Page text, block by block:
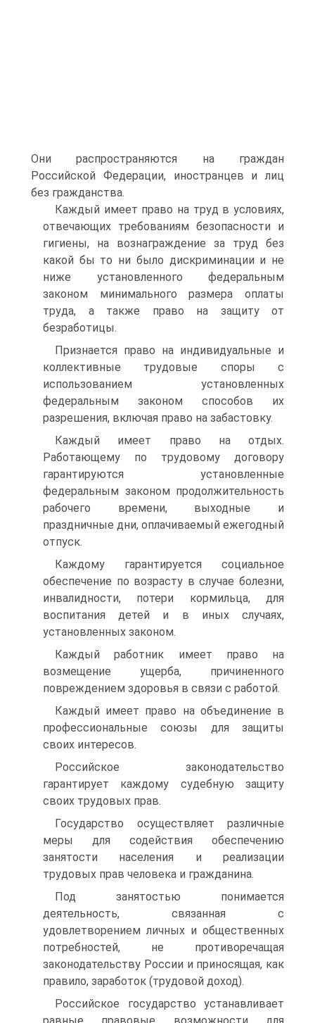
Они распространяются на граждан
Российской Федерации, иностранцев и лиц
без гражданства.
Каждый имеет право на труд в условиях,
отвечающих требованиям безопасности и
гигиены, на вознаграждение за труд без
какой бы то ни было дискриминации и не
ниже установленного федеральным
законом минимального размера оплаты
труда, а также право на защиту от
безработицы.
Признается право на индивидуальные и
коллективные трудовые споры с
использованием установленных
федеральным законом способов их
разрешения, включая право на забастовку.
Каждый имеет право на отдых.
Работающему по трудовому договору
гарантируются установленные
федеральным законом продолжительность
рабочего времени, выходные и
праздничные дни, оплачиваемый ежегодный
отпуск.
Каждому гарантируется социальное
обеспечение по возрасту в случае болезни,
инвалидности, потери кормильца, для
воспитания детей и в иных случаях,
установленных законом.
Каждый работник имеет право на
возмещение ущерба, причиненного
повреждением здоровья в связи с работой.
Каждый имеет право на объединение в
профессиональные союзы для защиты
своих интересов.
Российское законодательство
гарантирует каждому судебную защиту
своих трудовых прав.
Государство осуществляет различные
меры для содействия обеспечению
занятости населения и реализации
трудовых прав человека и гражданина.
Под занятостью понимается
деятельность, связанная с
удовлетворением личных и общественных
потребностей, не противоречащая
законодательству России и приносящая, как
правило, заработок (трудовой доход).
Российское государство устанавливает